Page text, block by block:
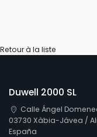
Retour à la liste
Duwell 2000 SL
Calle Ángel
03730 Xàbia-Jávea /
España